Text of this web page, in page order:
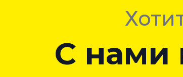
С нами